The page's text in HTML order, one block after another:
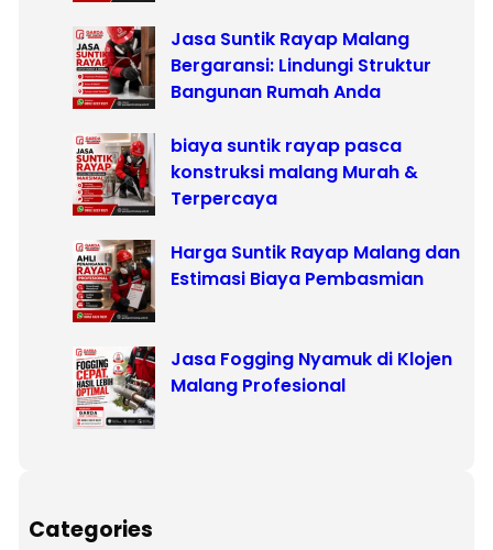
Jasa Suntik Rayap Malang
Bergaransi: Lindungi Struktur
Bangunan Rumah Anda
biaya suntik rayap pasca
konstruksi malang Murah &
Terpercaya
Harga Suntik Rayap Malang dan
Estimasi Biaya Pembasmian
Jasa Fogging Nyamuk di Klojen
Malang Profesional
Categories